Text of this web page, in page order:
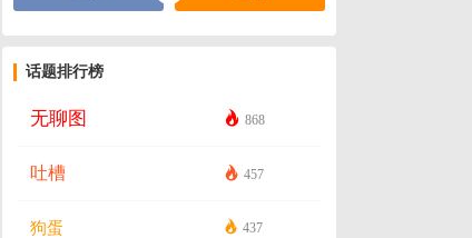
话题排行榜
无聊图 868
吐槽 457
狗蛋 437